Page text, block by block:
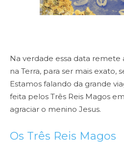
Na verdade essa data remete
na Terra, para ser mais exato,
Estamos falando da grande
feita pelos Três Reis Magos
agraciar o menino Jesus.
Os Três Reis Magos